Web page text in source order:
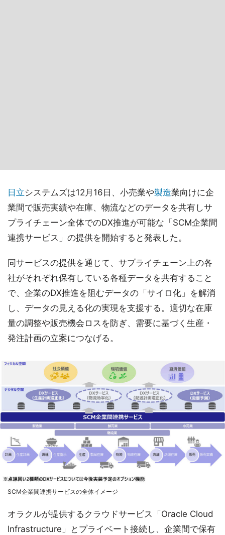
日立システムズは12月16日、小売業や製造業向けに企
業間で販売実績や在庫、物流などのデータを共有しサ
プライチェーン全体でのDX推進が可能な「SCM企業間
連携サービス」の提供を開始すると発表した。
同サービスの提供を通じて、サプライチェーン上の各
社がそれぞれ保有している各種データを共有すること
で、企業のDX推進を阻むデータの「サイロ化」を解消
し、データの見える化の実現を支援する。適切な在庫
量の調整や販売機会ロスを防ぎ、需要に基づく生産・
発注計画の立案につなげる。
SCM企業間連携サービスの全体イメージ
オラクルが提供するクラウドサービス「Oracle Cloud
Infrastructure」とプライベート接続し、企業間で保有